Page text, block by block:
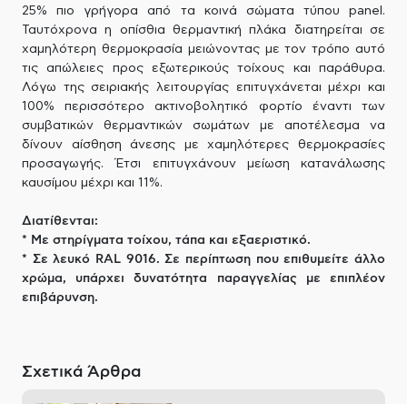
25% πιο γρήγορα από τα κοινά σώματα τύπου panel.
Ταυτόχρονα η οπίσθια θερμαντική πλάκα διατηρείται σε
χαμηλότερη θερμοκρασία μειώνοντας με τον τρόπο αυτό
τις απώλειες προς εξωτερικούς τοίχους και παράθυρα.
Λόγω της σειριακής λειτουργίας επιτυγχάνεται μέχρι και
100% περισσότερο ακτινοβολητικό φορτίο έναντι των
συμβατικών θερμαντικών σωμάτων με αποτέλεσμα να
δίνουν αίσθηση άνεσης με χαμηλότερες θερμοκρασίες
προσαγωγής. Έτσι επιτυγχάνουν μείωση κατανάλωσης
καυσίμου μέχρι και 11%.
Διατίθενται:
* Με στηρίγματα τοίχου, τάπα και εξαεριστικό.
* Σε λευκό RAL 9016. Σε περίπτωση που επιθυμείτε άλλο
χρώμα, υπάρχει δυνατότητα παραγγελίας με επιπλέον
επιβάρυνση.
Σχετικά Άρθρα